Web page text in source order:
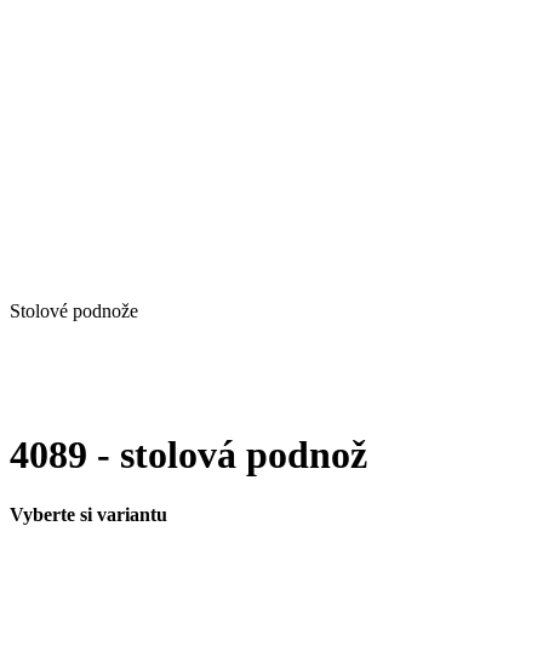
Stolové podnože
4089 - stolová podnož
Vyberte si variantu